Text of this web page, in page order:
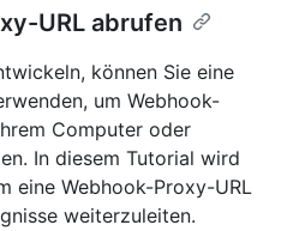
URL abrufen
können Sie eine
um Webhook-
Computer oder
In diesem Tutorial wird
eine Webhook-Proxy-URL
weiterzuleiten.